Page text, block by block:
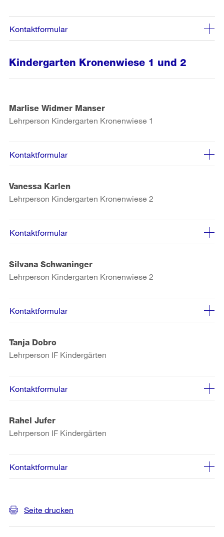
Kontaktformular
Kindergarten Kronenwiese 1 und 2
Marlise Widmer Manser
Lehrperson Kindergarten Kronenwiese 1
Kontaktformular
Vanessa Karlen
Lehrperson Kindergarten Kronenwiese 2
Kontaktformular
Silvana Schwaninger
Lehrperson Kindergarten Kronenwiese 2
Kontaktformular
Tanja Dobro
Lehrperson IF Kindergärten
Kontaktformular
Rahel Jufer
Lehrperson IF Kindergärten
Kontaktformular
Informationen
Seite drucken